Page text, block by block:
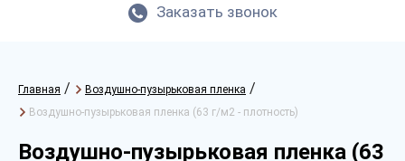
Заказать звонок
Главная / Воздушно-пузырьковая пленка /
Воздушно-пузырьковая пленка (63 г/м2 - плотность)
Воздушно-пузырьковая пленка (63